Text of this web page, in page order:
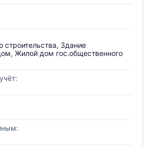
строительства, Здание
Жилой дом гос.общественного